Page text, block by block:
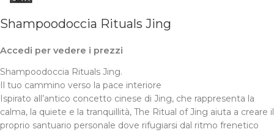
Shampoodoccia Rituals Jing
Accedi per vedere i prezzi
Shampoodoccia Rituals Jing.
Il tuo cammino verso la pace interiore
Ispirato all’antico concetto cinese di Jing, che rappresenta la
calma, la quiete e la tranquillità, The Ritual of Jing aiuta a creare il
proprio santuario personale dove rifugiarsi dal ritmo frenetico